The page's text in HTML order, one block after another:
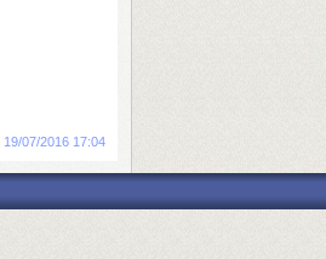
19/07/2016 17:04